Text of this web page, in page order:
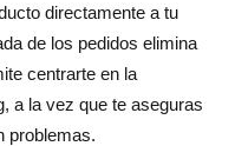
directamente a tu
de los pedidos elimina
centrarte en la
a la vez que te aseguras
problemas.